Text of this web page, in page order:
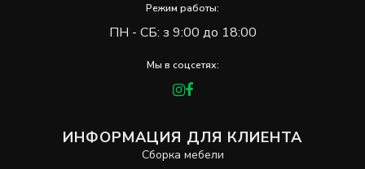
Режим работы:
ПН - СБ: з 9:00 до 18:00
Мы в соцсетях:
ИНФОРМАЦИЯ ДЛЯ КЛИЕНТА
Сборка мебели